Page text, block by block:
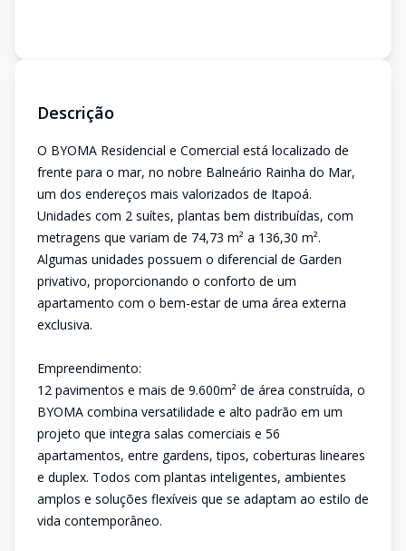
Descrição
O BYOMA Residencial e Comercial está localizado de
frente para o mar, no nobre Balneário Rainha do Mar,
um dos endereços mais valorizados de Itapoá.
Unidades com 2 suítes, plantas bem distribuídas, com
metragens que variam de 74,73 m² a 136,30 m².
Algumas unidades possuem o diferencial de Garden
privativo, proporcionando o conforto de um
apartamento com o bem-estar de uma área externa
exclusiva.
Empreendimento:
12 pavimentos e mais de 9.600m² de área construída, o
BYOMA combina versatilidade e alto padrão em um
projeto que integra salas comerciais e 56
apartamentos, entre gardens, tipos, coberturas lineares
e duplex. Todos com plantas inteligentes, ambientes
amplos e soluções flexíveis que se adaptam ao estilo de
vida contemporâneo.